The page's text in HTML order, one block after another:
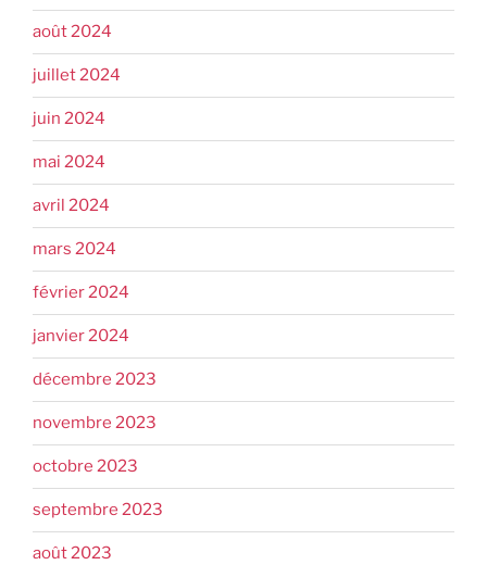
août 2024
juillet 2024
juin 2024
mai 2024
avril 2024
mars 2024
février 2024
janvier 2024
décembre 2023
novembre 2023
octobre 2023
septembre 2023
août 2023